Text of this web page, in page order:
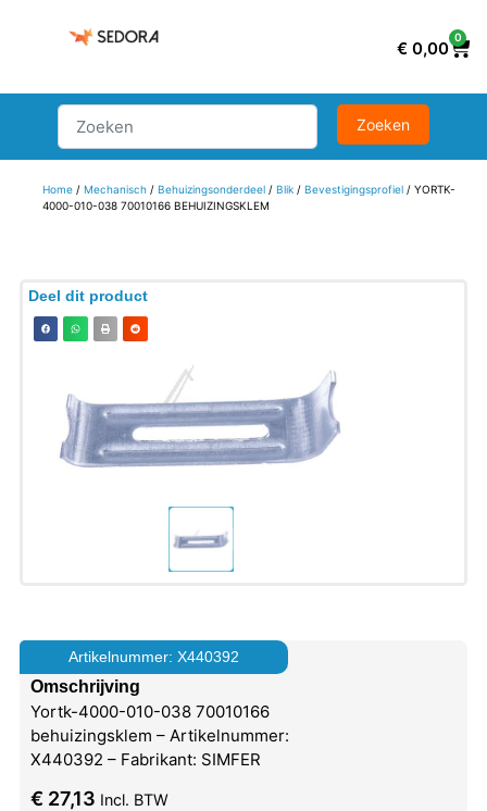
€ 0,00
0
Home/ Mechanisch/ Behuizingsonderdeel/ Blik/ Bevestigingsprofiel/ YORTK-
4000-010-038 70010166 BEHUIZINGSKLEM
Deel dit product
Artikelnummer: X440392
Omschrijving
Yortk-4000-010-038 70010166
behuizingsklem – Artikelnummer:
X440392 – Fabrikant: SIMFER
€ 27,13 Incl. BTW